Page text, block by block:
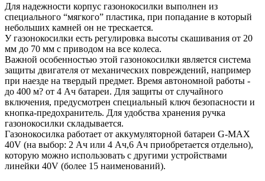
Для надежности корпус газонокосилки выполнен из
специального “мягкого” пластика, при попадание в который
небольших камней он не трескается.
У газонокосилки есть регулировка высоты скашивания от 20
мм до 70 мм с приводом на все колеса.
Важной особенностью этой газонокосилки является система
защиты двигателя от механических повреждений, например
при наезде на твердый предмет. Время автономной работы -
до 400 м? от 4 Ач батареи. Для защиты от случайного
включения, предусмотрен специальный ключ безопасности и
кнопка-предохранитель. Для удобства хранения ручка
газонокосилки складывается.
Газонокосилка работает от аккумуляторной батареи G-MAX
40V (на выбор: 2 Ач или 4 Ач,6 Ач приобретается отдельно),
которую можно использовать с другими устройствами
линейки 40V (более 15 наименований).